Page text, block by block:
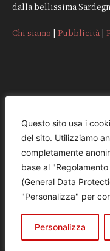
Questo sito usa i
del sito. Utilizziamo
completamente
base al
(General Data
"Personalizza" per
Personalizza
dalla bellissima
Chi siamo | Pubblicità |
CONTATTI
REDAZIONE
COMMERCIALE